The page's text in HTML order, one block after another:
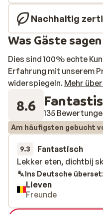
Nachhaltig
Was Gäste sagen
Dies sind 100% echte
Erfahrung mit unserem
widerspiegeln. Mehr
8.6 135
Am häufigsten gebucht
9.3 Fantastisch
Lekker eten, dichtbij
Lekker eten, dichtbij
Ins Deutsche
Lieven
Freunde